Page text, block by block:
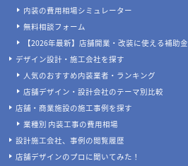
内装の費用相場シミュレーター
無料相談フォーム
【2026年最新】店舗開業・改装に使える補助金
デザイン設計・施工会社を探す
人気のおすすめ内装業者・ランキング
店舗デザイン・設計会社のテーマ別比較
店舗・商業施設の施工事例を探す
業種別 内装工事の費用相場
設計施工会社、事例の閲覧履歴
店舗デザインのプロに聞いてみた！